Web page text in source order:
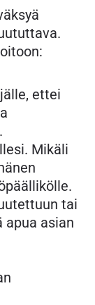
ettei
Mikäli
tai
apua asian